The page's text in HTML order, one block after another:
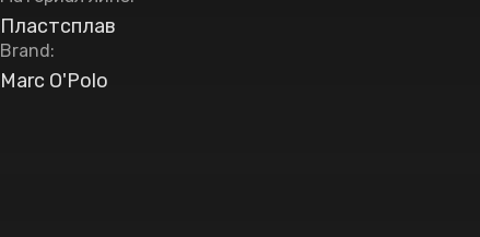
Пластсплав
Brand:
Marc O'Polo